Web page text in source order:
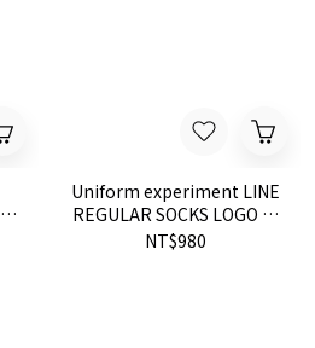
Uniform experiment LINE
REGULAR SOCKS LOGO 閃
電 長襪 襪子 現貨
NT$980